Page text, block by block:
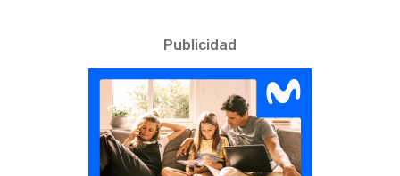
Publicidad